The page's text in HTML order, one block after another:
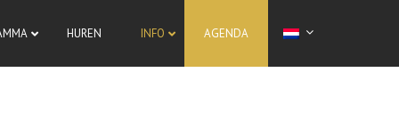
HUREN INFO AGENDA